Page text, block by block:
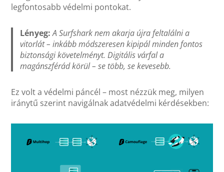
legfontosabb védelmi pontokat.
Lényeg:A Surfshark nem akarja újra feltalálni a
vitorlát – inkább módszeresen kipipál minden fontos
biztonsági követelményt. Digitális várfal a
magánszférád körül – se több, se kevesebb.
Ez volt a védelmi páncél – most nézzük meg, milyen
iránytű szerint navigálnak adatvédelmi kérdésekben: